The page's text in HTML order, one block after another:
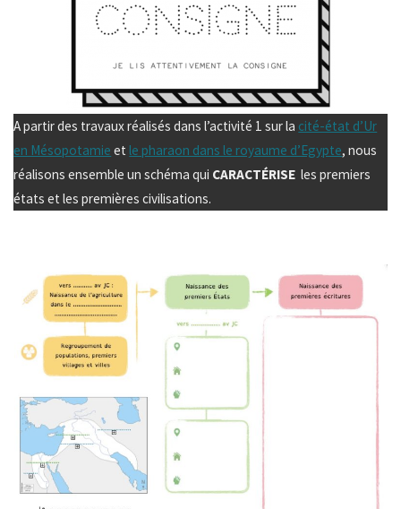
A partir des travaux réalisés dans l’activité 1 sur la cité-état d’Ur
en Mésopotamie et le pharaon dans le royaume d’Egypte, nous
réalisons ensemble un schéma qui CARACTÉRISE les premiers
états et les premières civilisations.